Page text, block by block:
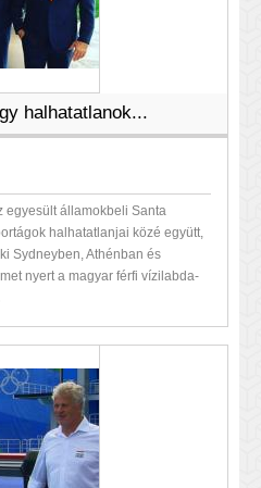
halhatatlanok...
egyesült államokbeli Santa
halhatatlanjai közé együtt,
Sydneyben, Athénban és
nyert a magyar férfi vízilabda-